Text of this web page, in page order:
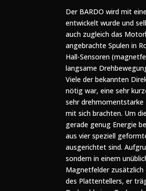
Der BARDO wird mit
entwickelt wurde und
auch zugleich das
angebrachte Spulen in
Hall-Sensoren
langsame
Viele der bekannten
nötig war, eine sehr
sehr drehmomentstarke
mit sich brachten. Um
gerade genug Energie
aus vier speziell
ausgerichtet sind.
sondern in einem
Magnetfelder zusätzlich
des Plattentellers, er